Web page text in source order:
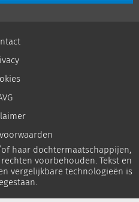
of haar dochtermaatschappijen,
voorbehouden. Tekst en
vergelijkbare technologieën is